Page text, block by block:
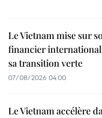
Le Vietnam mise sur
financier
sa transition verte
07/08/2026 04:00
Le Vietnam accélère